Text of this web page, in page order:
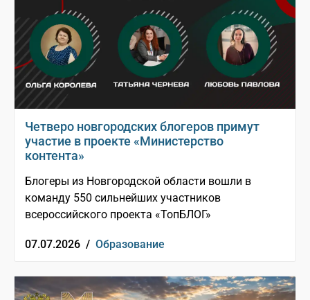
Четверо новгородских блогеров примут
участие в проекте «Министерство
контента»
Блогеры из Новгородской области вошли в
команду 550 сильнейших участников
всероссийского проекта «ТопБЛОГ»
07.07.2026 / Образование